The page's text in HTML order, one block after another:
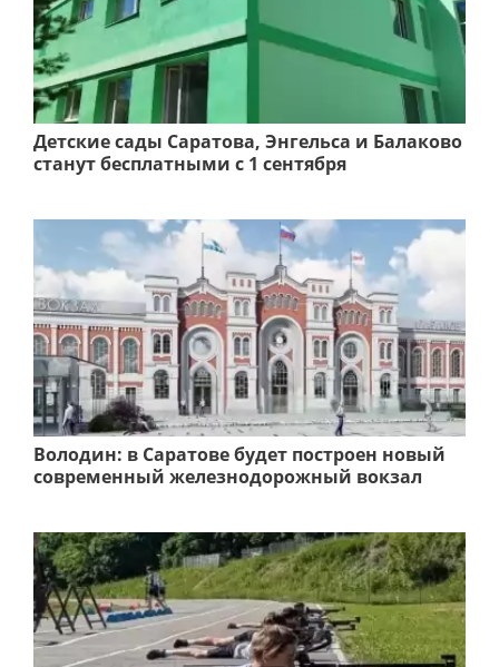
Детские сады Саратова, Энгельса и Балаково
станут бесплатными с 1 сентября
Володин: в Саратове будет построен новый
современный железнодорожный вокзал